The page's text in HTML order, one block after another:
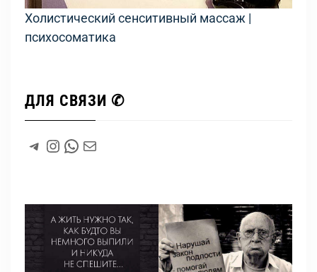
Холистический сенситивный массаж |
психосоматика
ДЛЯ СВЯЗИ ✆
# Instagram
WhatsApp
#